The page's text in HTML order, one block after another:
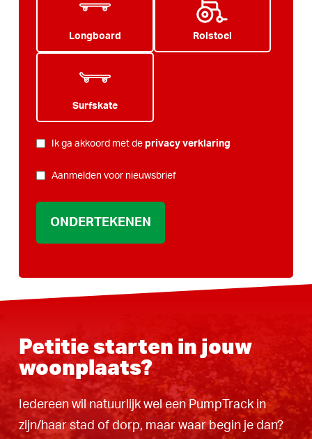
Longboard Rolstoel
Surfskate
PRIVACYIk ga akkoord met de privacy verklaring
NIEUWSBRIEF
Aanmelden voor nieuwsbrief
Petitie starten in jouw
woonplaats?
Iedereen wil natuurlijk wel een PumpTrack in
zijn/haar stad of dorp, maar waar begin je dan?